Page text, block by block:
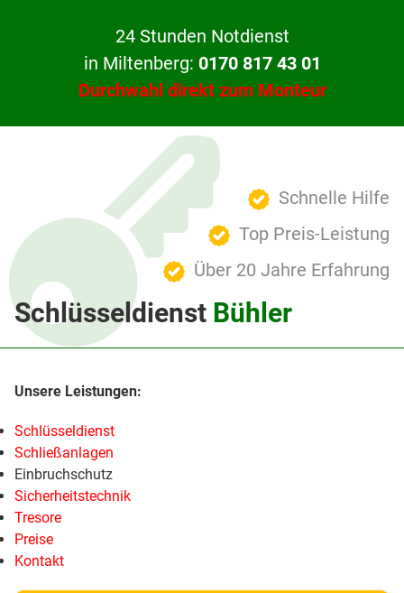
24 Stunden Notdienst
in Miltenberg: 0170 817 43 01
Durchwahl direkt zum Monteur
Schnelle Hilfe
Top Preis-Leistung
Über 20 Jahre Erfahrung
Schlüsseldienst Bühler
Schlüsseldienst
Schließanlagen
Einbruchschutz
Sicherheitstechnik
Tresore
Preise
Kontakt